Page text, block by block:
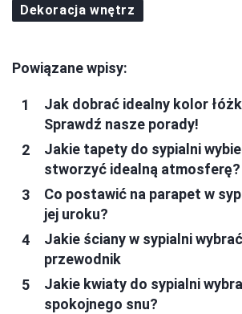
Dekoracja wnętrz
Powiązane wpisy:
Jak dobrać idealny kolor
Sprawdź nasze porady!
Jakie tapety do sypialni
stworzyć idealną atmosferę?
Co postawić na parapet w
jej uroku?
Jakie ściany w sypialni
przewodnik
Jakie kwiaty do sypialni
spokojnego snu?